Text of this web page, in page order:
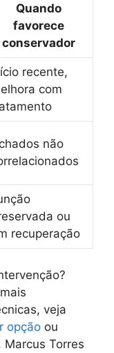
Quando
favorece
conservador
recente,
com
não
ou
recuperação
veja
opção ou
Marcus Torres